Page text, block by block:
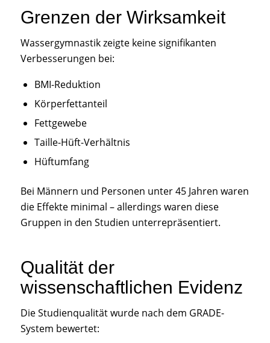
Grenzen der Wirksamkeit
Wassergymnastik zeigte keine signifikanten
Verbesserungen bei:
BMI-Reduktion
Körperfettanteil
Fettgewebe
Taille-Hüft-Verhältnis
Hüftumfang
Bei Männern und Personen unter 45 Jahren waren
die Effekte minimal – allerdings waren diese
Gruppen in den Studien unterrepräsentiert.
Qualität der
wissenschaftlichen Evidenz
Die Studienqualität wurde nach dem GRADE-
System bewertet: